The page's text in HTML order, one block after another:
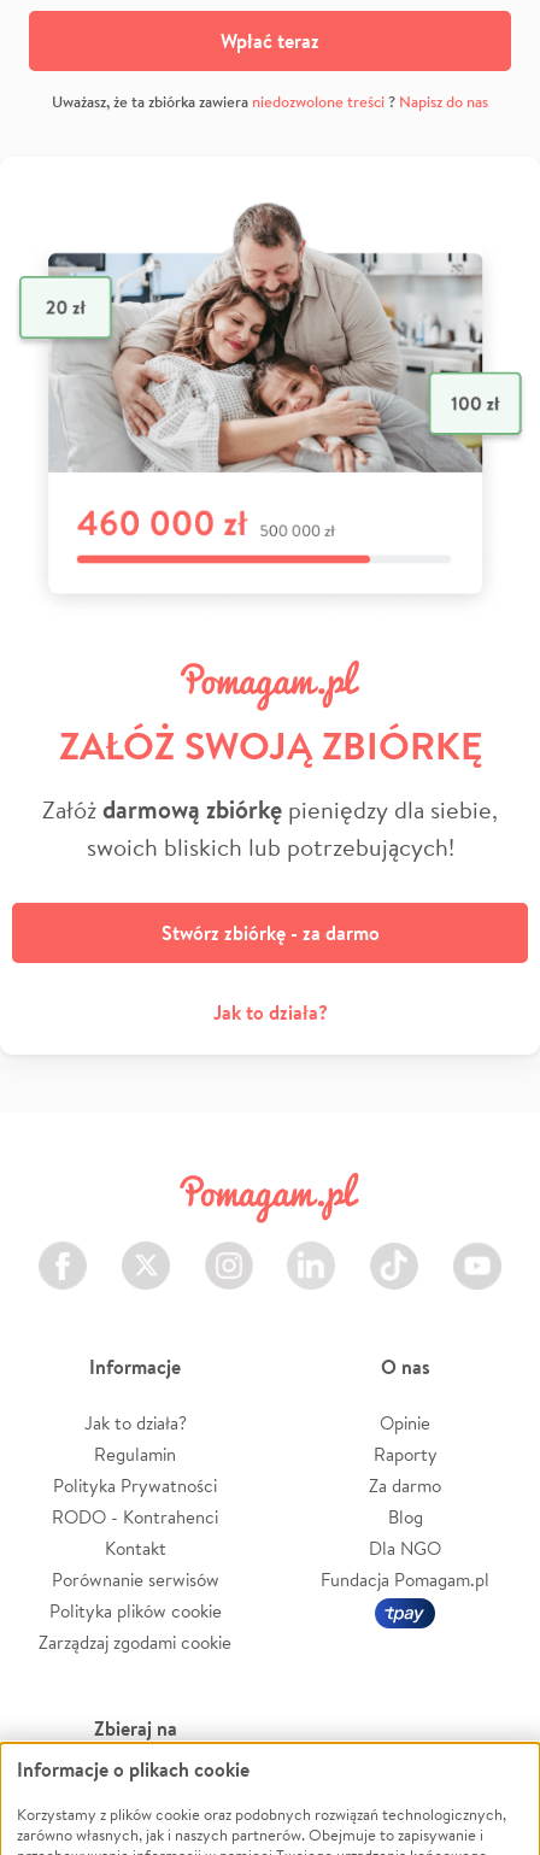
Wpłać teraz
Uważasz, że ta zbiórka zawiera niedozwolone treści? Napisz do nas
ZAŁÓŻ SWOJĄ ZBIÓRKĘ
Załóżdarmową zbiórkę pieniędzy dla siebie,
swoich bliskich lub potrzebujących!
Stwórz zbiórkę - za darmo
Jak to działa?
Facebook Twitter Instagram LinkedIn TikTok Youtube
Informacje
Jak to działa?
Regulamin
Polityka Prywatności
RODO - Kontrahenci
Kontakt
Porównanie serwisów
Polityka plików cookie
Zarządzaj zgodami cookie
O nas
Opinie
Raporty
Za darmo
Blog
Dla NGO
Fundacja Pomagam.pl
Zbieraj na
Leczenie
Zwierzęta
Pożar
Powódź
Wichura
Informacje o plikach cookie
Korzystamy z plików cookie oraz podobnych rozwiązań technologicznych,
zarówno własnych, jak i naszych partnerów. Obejmuje to zapisywanie i